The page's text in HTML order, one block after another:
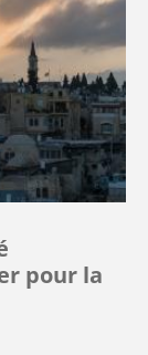
pour la